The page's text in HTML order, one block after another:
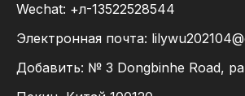
Wechat: +л-13522528544
Электронная почта:
Добавить: № 3 Dongbinhe Road,